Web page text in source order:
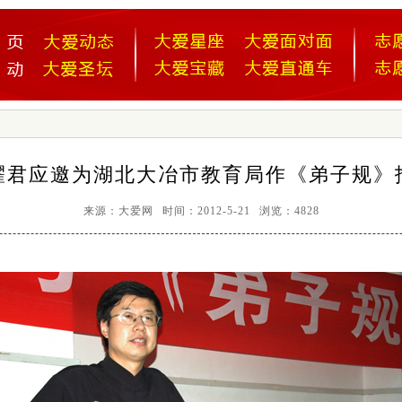
君应邀为湖北大冶市教育局作《弟子规》
来源：大爱网 时间：2012-5-21 浏览：4828